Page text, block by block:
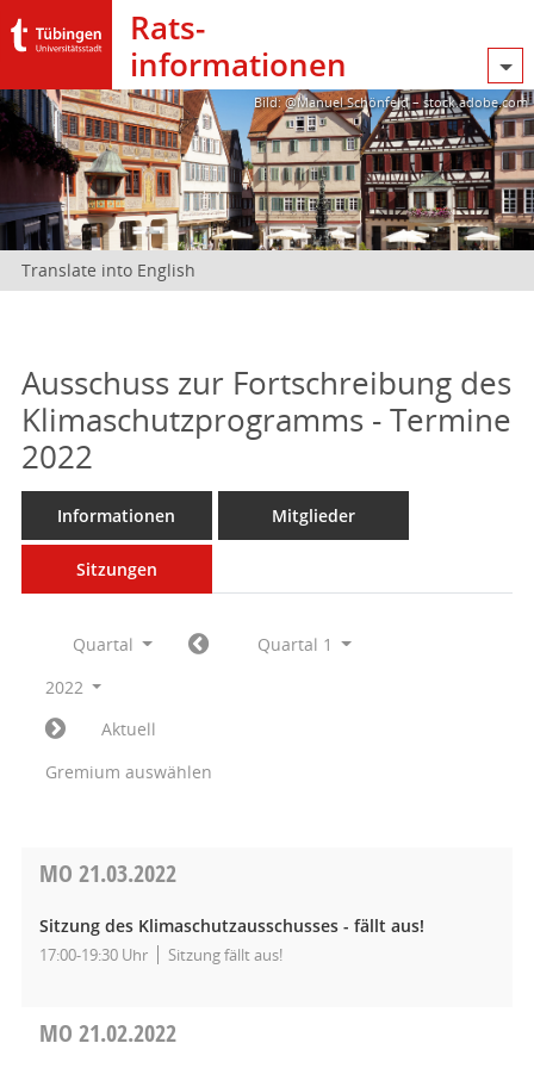
Rats­
informationen
Bild: @Manuel Schönfeld – stock.adobe.com
Translate into English
Ausschuss zur Fortschreibung des
Klimaschutzprogramms - Termine
2022
Informationen Mitglieder
Sitzungen
Quartal
Quartal 1
2022
Aktuell
Gremium auswählen
MO 21.03.2022
Sitzung des Klimaschutzausschusses - fällt aus!
17:00-19:30 Uhr Sitzung fällt aus!
MO 21.02.2022